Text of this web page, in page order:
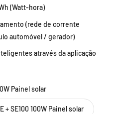
(Watt-hora)
(rede de corrente
automóvel / gerador)
através da aplicação
Painel solar
+ SE100 100W Painel solar